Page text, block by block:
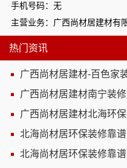
手机号码：无
主营业务：广西尚材居建材有
热门资讯
广西尚材居建材-百色家
广西尚材居建材南宁装
广西尚材居建材北海环
北海尚材居环保装修靠
北海尚材居环保装修靠